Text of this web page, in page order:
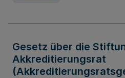
Gesetz über die
Akkreditierungsrat